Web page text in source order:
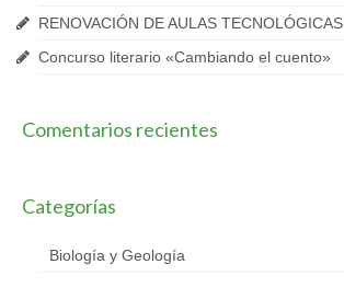
RENOVACIÓN DE AULAS TECNOLÓGICAS
Concurso literario «Cambiando el cuento»
Comentarios recientes
Categorías
Biología y Geología